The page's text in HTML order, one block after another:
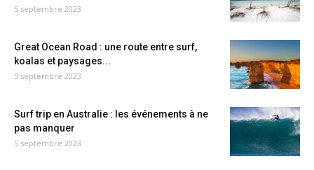
5 septembre 2023
Great Ocean Road : une route entre surf,
koalas et paysages...
5 septembre 2023
Surf trip en Australie : les événements à ne
pas manquer
5 septembre 2023